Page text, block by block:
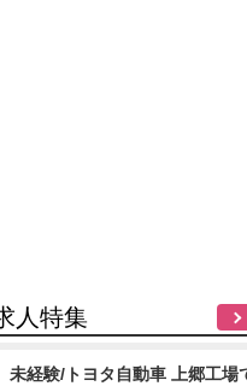
人特集
未経験/トヨタ自動車 上郷工場